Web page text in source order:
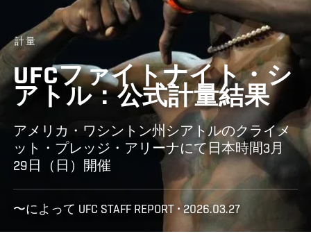
計量
UFCファイトナイト・シ
アトル：公式計量結果
アメリカ・ワシントン州シアトルのクライメ
ット・プレッジ・アリーナにて日本時間3月
29日（日）開催
〜によって UFC STAFF REPORT • 2026.03.27